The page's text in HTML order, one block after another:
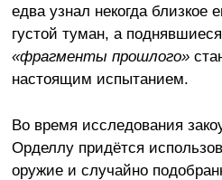
едва узнал некогда
густой туман, а
«фрагменты прошлого»
настоящим испытанием.
Во время исследования
Орделлу придётся
оружие и случайно